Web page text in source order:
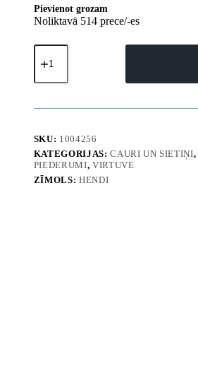
Pievienot grozam
Noliktavā 514 prece/-es
Blīvs
tērauda
filtrēšanai
berzēšanai,
250
mm
-
Hendi
635605
SKU: 1004256
KATEGORIJAS:CAURI UN SIETIŅI,
PIEDERUMI, VIRTUVE
ZĪMOLS: HENDI